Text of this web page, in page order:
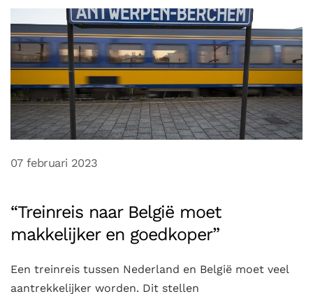
07 februari 2023
“Treinreis naar België moet
makkelijker en goedkoper”
Een treinreis tussen Nederland en België moet veel
aantrekkelijker worden. Dit stellen